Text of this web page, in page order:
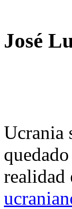
José
Ucrania
realidad